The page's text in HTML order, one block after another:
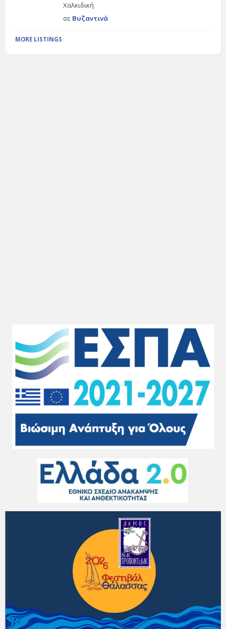
Χαλκιδική
σε Βυζαντινά
MORE LISTINGS